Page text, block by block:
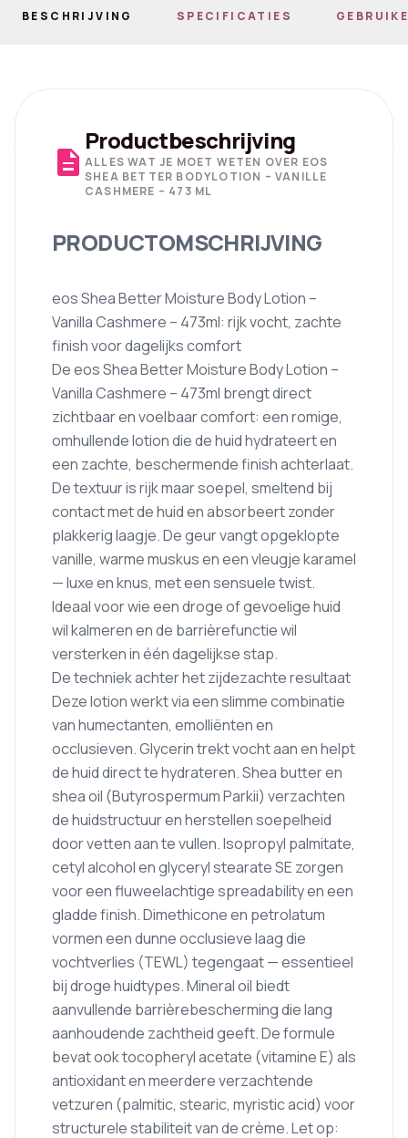
BESCHRIJVING SPECIFICATIES
description
Productbeschrijving
ALLES WAT JE MOET WETEN OVER EOS
SHEA BETTER BODYLOTION – VANILLE
CASHMERE – 473 ML
PRODUCTOMSCHRIJVING
eos Shea Better Moisture Body Lotion –
Vanilla Cashmere – 473ml: rijk vocht, zachte
finish voor dagelijks comfort
De eos Shea Better Moisture Body Lotion –
Vanilla Cashmere – 473ml brengt direct
zichtbaar en voelbaar comfort: een romige,
omhullende lotion die de huid hydrateert en
een zachte, beschermende finish achterlaat.
De textuur is rijk maar soepel, smeltend bij
contact met de huid en absorbeert zonder
plakkerig laagje. De geur vangt opgeklopte
vanille, warme muskus en een vleugje karamel
— luxe en knus, met een sensuele twist.
Ideaal voor wie een droge of gevoelige huid
wil kalmeren en de barrièrefunctie wil
versterken in één dagelijkse stap.
De techniek achter het zijdezachte resultaat
Deze lotion werkt via een slimme combinatie
van humectanten, emolliënten en
occlusieven. Glycerin trekt vocht aan en helpt
de huid direct te hydrateren. Shea butter en
shea oil (Butyrospermum Parkii) verzachten
de huidstructuur en herstellen soepelheid
door vetten aan te vullen. Isopropyl palmitate,
cetyl alcohol en glyceryl stearate SE zorgen
voor een fluweelachtige spreadability en een
gladde finish. Dimethicone en petrolatum
vormen een dunne occlusieve laag die
vochtverlies (TEWL) tegengaat — essentieel
bij droge huidtypes. Mineral oil biedt
aanvullende barrièrebescherming die lang
aanhoudende zachtheid geeft. De formule
bevat ook tocopheryl acetate (vitamine E) als
antioxidant en meerdere verzachtende
vetzuren (palmitic, stearic, myristic acid) voor
structurele stabiliteit van de crème. Let op: